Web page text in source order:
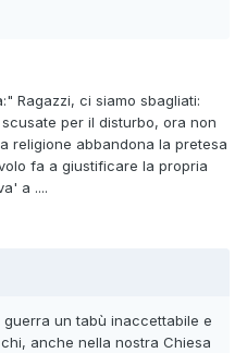
Ragazzi, ci siamo sbagliati:
per il disturbo, ora non
religione abbandona la pretesa
fa a giustificare la propria
a ....
un tabù inaccettabile e
anche nella nostra Chiesa